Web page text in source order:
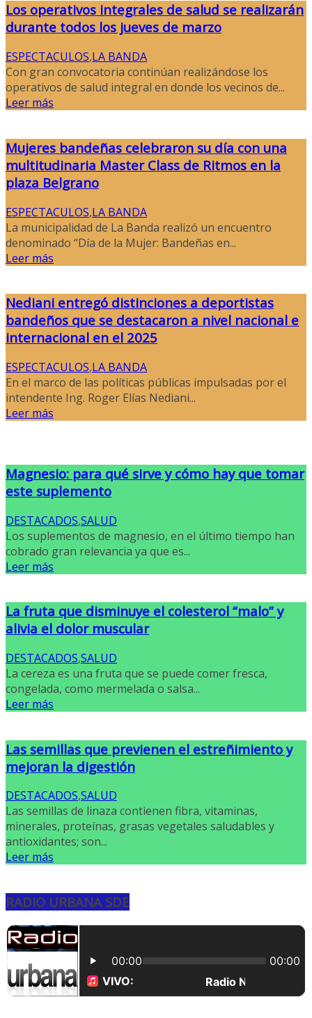
Los operativos integrales de salud se realizarán
durante todos los jueves de marzo
ESPECTACULOS,LA BANDA
Con gran convocatoria continúan realizándose los
operativos de salud integral en donde los vecinos de...
Leer más
Mujeres bandeñas celebraron su día con una
multitudinaria Master Class de Ritmos en la
plaza Belgrano
ESPECTACULOS,LA BANDA
La municipalidad de La Banda realizó un encuentro
denominado “Día de la Mujer: Bandeñas en...
Leer más
Nediani entregó distinciones a deportistas
bandeños que se destacaron a nivel nacional e
internacional en el 2025
ESPECTACULOS,LA BANDA
En el marco de las políticas públicas impulsadas por el
intendente Ing. Roger Elías Nediani...
Leer más
Magnesio: para qué sirve y cómo hay que tomar
este suplemento
DESTACADOS,SALUD
Los suplementos de magnesio, en el último tiempo han
cobrado gran relevancia ya que es...
Leer más
La fruta que disminuye el colesterol “malo” y
alivia el dolor muscular
DESTACADOS,SALUD
La cereza es una fruta que se puede comer fresca,
congelada, como mermelada o salsa...
Leer más
Las semillas que previenen el estreñimiento y
mejoran la digestión
DESTACADOS,SALUD
Las semillas de linaza contienen fibra, vitaminas,
minerales, proteínas, grasas vegetales saludables y
antioxidantes; son...
Leer más
RADIO URBANA SDE